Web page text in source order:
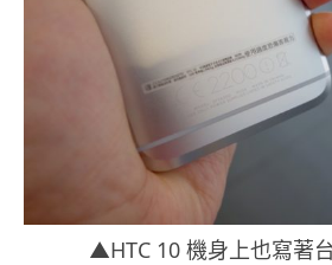
▲HTC 10 機身上也寫著